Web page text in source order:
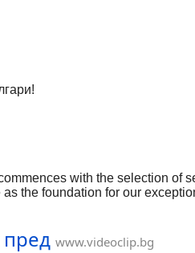
with the selection of
the foundation for our
impossible to replicate with
пред www.videoclip.bg